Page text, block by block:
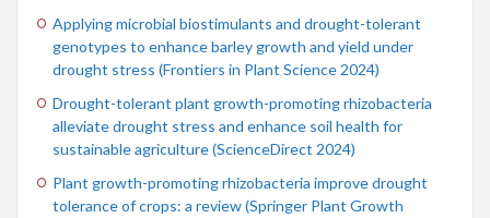
Applying microbial biostimulants and drought-tolerant
genotypes to enhance barley growth and yield under
drought stress (Frontiers in Plant Science 2024)
Drought-tolerant plant growth-promoting rhizobacteria
alleviate drought stress and enhance soil health for
sustainable agriculture (ScienceDirect 2024)
Plant growth-promoting rhizobacteria improve drought
tolerance of crops: a review (Springer Plant Growth